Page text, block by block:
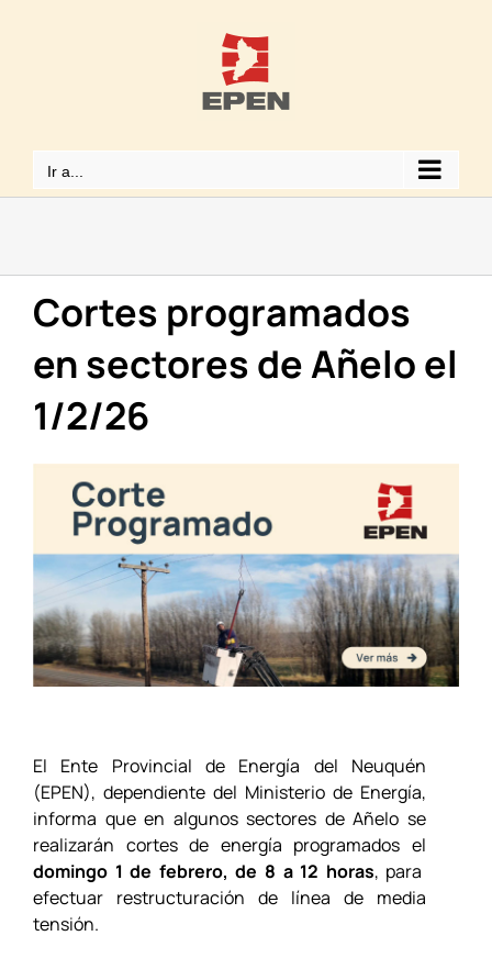
Ir a...
Cortes programados
en sectores de Añelo el
1/2/26
El Ente Provincial de Energía del Neuquén
(EPEN), dependiente del Ministerio de Energía,
informa que en algunos sectores de Añelo se
realizarán cortes de energía programados el
domingo 1 de febrero, de 8 a 12 horas, para
efectuar restructuración de línea de media
tensión.